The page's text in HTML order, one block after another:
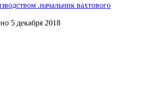
.начальник вахтового
5 декабря 2018